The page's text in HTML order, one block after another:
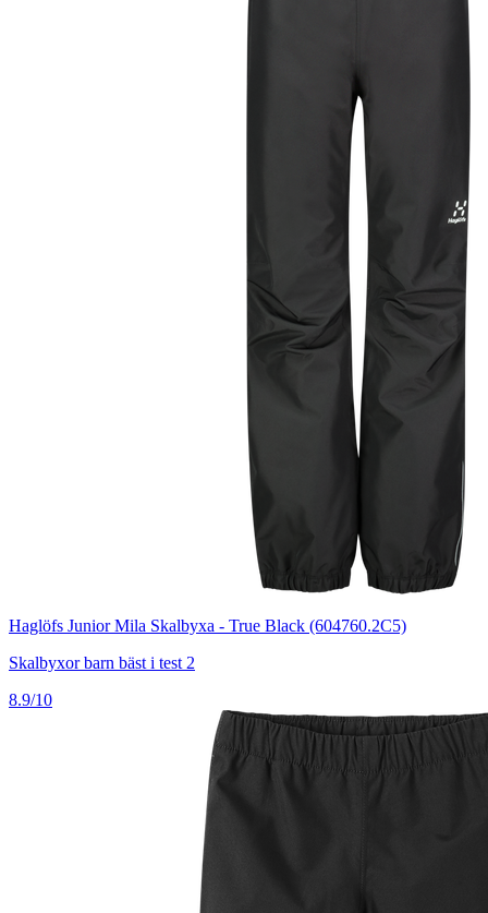
Haglöfs Junior Mila Skalbyxa - True Black (604760.2C5)
Skalbyxor barn bäst i test 2
8.9/10